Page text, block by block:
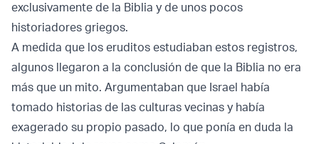
exclusivamente de la Biblia y de unos pocos
historiadores griegos.
A medida que los eruditos estudiaban estos registros,
algunos llegaron a la conclusión de que la Biblia no era
más que un mito. Argumentaban que Israel había
tomado historias de las culturas vecinas y había
exagerado su propio pasado, lo que ponía en duda la